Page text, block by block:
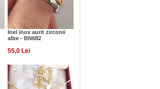
Inel inox aurit zirconii
albe - BN682
55,0 Lei